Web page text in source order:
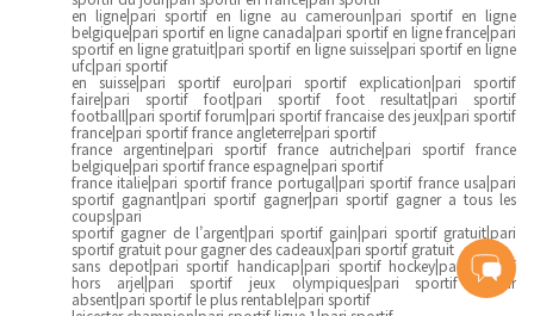
en ligne|pari sportif en ligne au cameroun|pari sportif en ligne
belgique|pari sportif en ligne canada|pari sportif en ligne france|pari
sportif en ligne gratuit|pari sportif en ligne suisse|pari sportif en ligne
ufc|pari sportif
en suisse|pari sportif euro|pari sportif explication|pari sportif
faire|pari sportif foot|pari sportif foot resultat|pari sportif
football|pari sportif forum|pari sportif francaise des jeux|pari sportif
france|pari sportif france angleterre|pari sportif
france argentine|pari sportif france autriche|pari sportif france
belgique|pari sportif france espagne|pari sportif
france italie|pari sportif france portugal|pari sportif france usa|pari
sportif gagnant|pari sportif gagner|pari sportif gagner a tous les
coups|pari
sportif gagner de l’argent|pari sportif gain|pari sportif gratuit|pari
sportif gratuit pour gagner des cadeaux|pari sportif gratuit
sans depot|pari sportif handicap|pari sportif hockey|pari sportif
hors arjel|pari sportif jeux olympiques|pari sportif joueur
absent|pari sportif le plus rentable|pari sportif